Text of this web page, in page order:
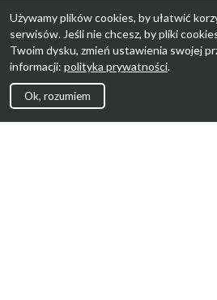
Używamy plików cookies, by ułatwić
serwisów. Jeśli nie chcesz, by pliki
Twoim dysku, zmień ustawienia swojej
informacji: polityka prywatności.
Ok, rozumiem